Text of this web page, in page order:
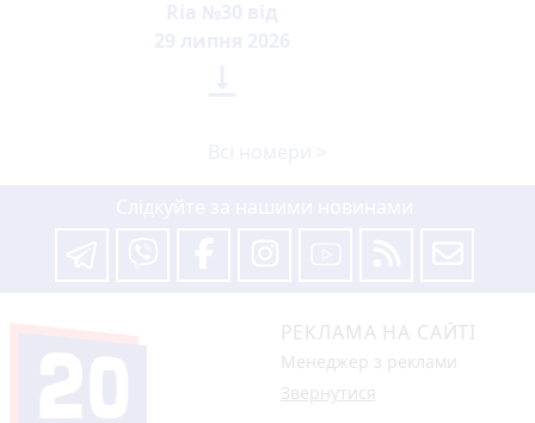
РЕКЛАМА НА САЙТІ
Менеджер з реклами
Звернутися